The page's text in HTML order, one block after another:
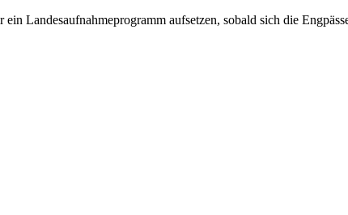
Landesaufnahmeprogramm aufsetzen, sobald sich die